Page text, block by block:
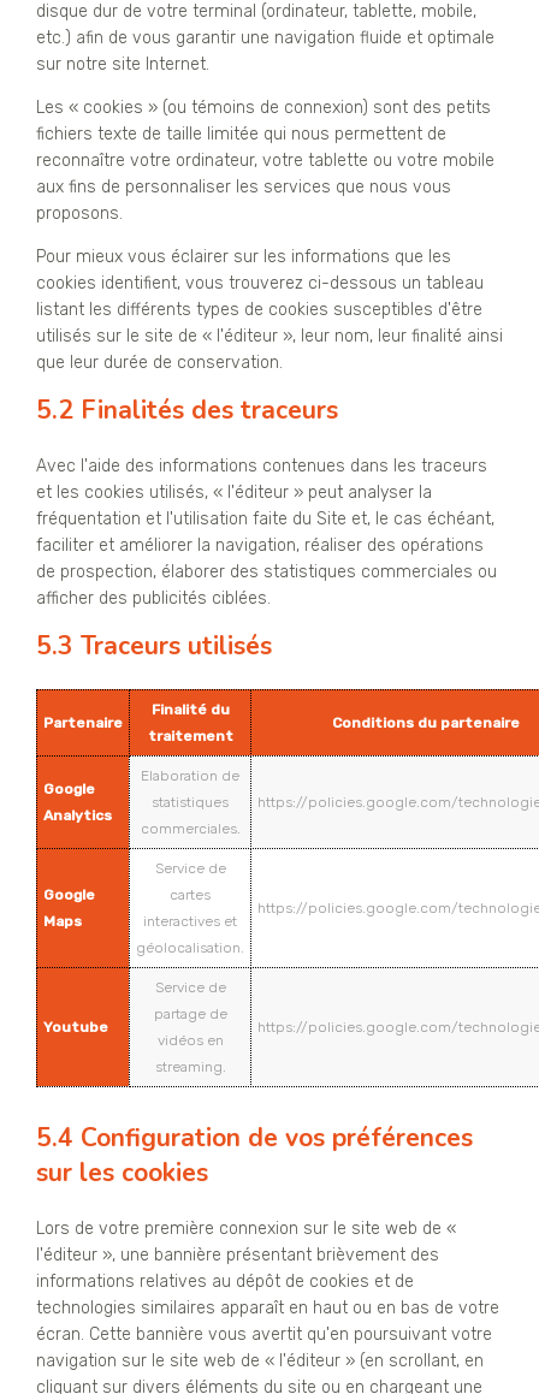
disque dur de votre terminal (ordinateur, tablette, mobile,
etc.) afin de vous garantir une navigation fluide et optimale
sur notre site Internet.
Les « cookies » (ou témoins de connexion) sont des petits
fichiers texte de taille limitée qui nous permettent de
reconnaître votre ordinateur, votre tablette ou votre mobile
aux fins de personnaliser les services que nous vous
proposons.
Pour mieux vous éclairer sur les informations que les
cookies identifient, vous trouverez ci-dessous un tableau
listant les différents types de cookies susceptibles d'être
utilisés sur le site de « l'éditeur », leur nom, leur finalité ainsi
que leur durée de conservation.
5.2 Finalités des traceurs
Avec l'aide des informations contenues dans les traceurs
et les cookies utilisés, « l'éditeur » peut analyser la
fréquentation et l'utilisation faite du Site et, le cas échéant,
faciliter et améliorer la navigation, réaliser des opérations
de prospection, élaborer des statistiques commerciales ou
afficher des publicités ciblées.
5.3 Traceurs utilisés
Partenaire
Finalité du
traitement
Conditions du partenaire
Google
Analytics
Elaboration de
statistiques
commerciales.
https://policies.google.com/
Google
Maps
Service de
cartes
interactives et
géolocalisation.
https://policies.google.com/
Youtube
Service de
partage de
vidéos en
streaming.
https://policies.google.com/
5.4 Configuration de vos préférences
sur les cookies
Lors de votre première connexion sur le site web de «
l'éditeur », une bannière présentant brièvement des
informations relatives au dépôt de cookies et de
technologies similaires apparaît en haut ou en bas de votre
écran. Cette bannière vous avertit qu'en poursuivant votre
navigation sur le site web de « l'éditeur » (en scrollant, en
cliquant sur divers éléments du site ou en chargeant une